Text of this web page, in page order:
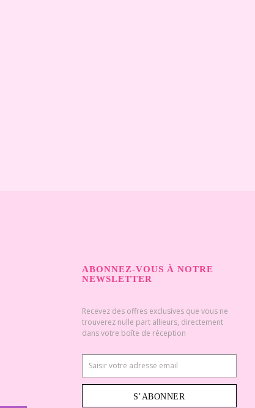
ABONNEZ-VOUS À NOTRE
NEWSLETTER
Recevez des offres exclusives que vous ne
trouverez nulle part allieurs, directement
dans votre boîte de réception
S’ABONNER